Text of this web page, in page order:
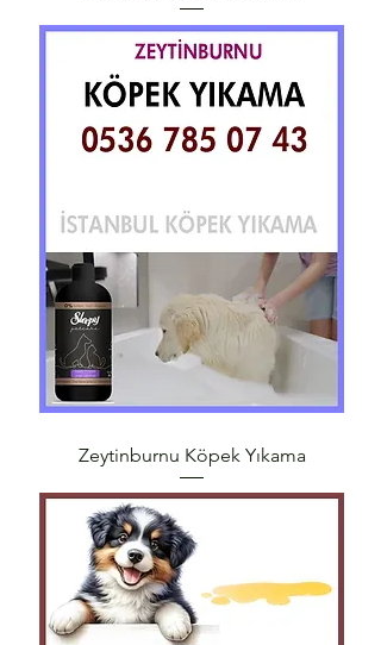
Zeytinburnu Köpek Yıkama